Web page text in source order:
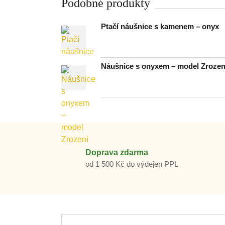
Podobné produkty
Ptačí náušnice s kamenem – onyx
Náušnice s onyxem – model
Doprava zdarma
od 1 500 Kč do výdejen PPL